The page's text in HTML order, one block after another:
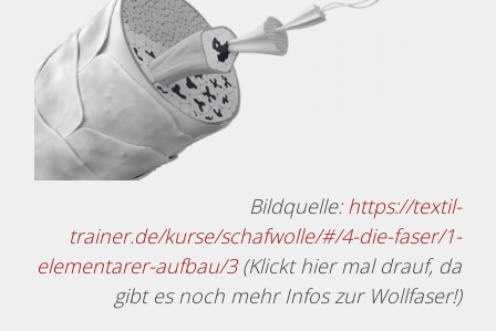
Bildquelle: https://textil-
trainer.de/kurse/schafwolle/#/4-die-faser/1-
elementarer-aufbau/3(Klickt hier mal drauf, da
gibt es noch mehr Infos zur Wollfaser!)